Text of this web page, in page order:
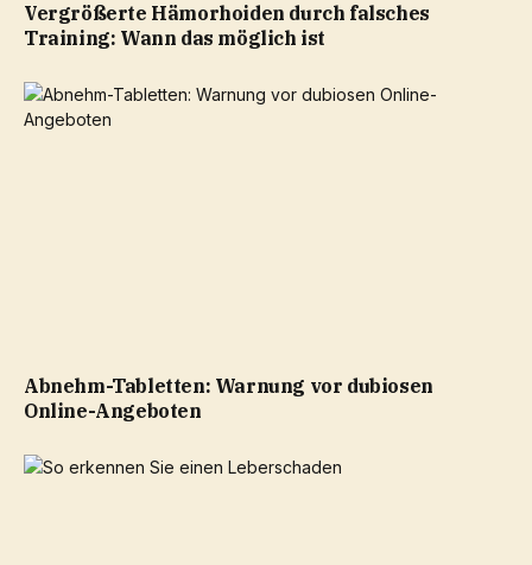
Vergrößerte Hämorhoiden durch falsches
Training: Wann das möglich ist
Abnehm-Tabletten: Warnung vor dubiosen
Online-Angeboten